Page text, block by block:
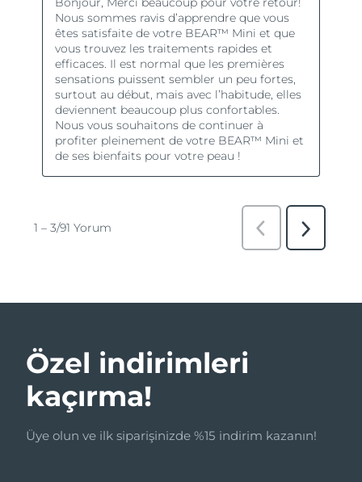
Özel indirimleri
kaçırma!
Üye olun ve ilk siparişinizde %15 indirim kazanın!